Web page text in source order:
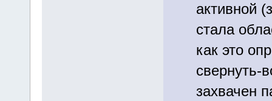
активной
стала
как это
свернуть-
захвачен